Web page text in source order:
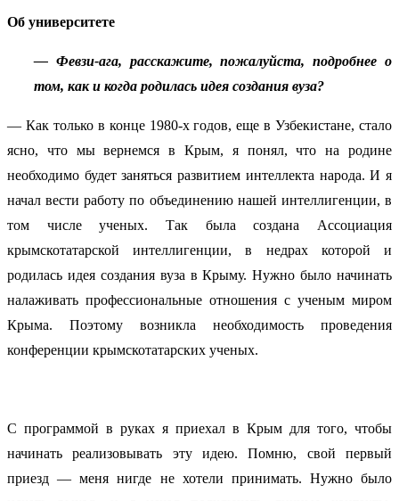
Об университете
— Февзи-ага, расскажите, пожалуйста, подробнее о
том, как и когда родилась идея создания вуза?
— Как только в конце 1980-х годов, еще в Узбекистане, стало
ясно, что мы вернемся в Крым, я понял, что на родине
необходимо будет заняться развитием интеллекта народа. И я
начал вести работу по объединению нашей интеллигенции, в
том числе ученых. Так была создана Ассоциация
крымскотатарской интеллигенции, в недрах которой и
родилась идея создания вуза в Крыму. Нужно было начинать
налаживать профессиональные отношения с ученым миром
Крыма. Поэтому возникла необходимость проведения
конференции крымскотатарских ученых.
С программой в руках я приехал в Крым для того, чтобы
начинать реализовывать эту идею. Помню, свой первый
приезд — меня нигде не хотели принимать. Нужно было